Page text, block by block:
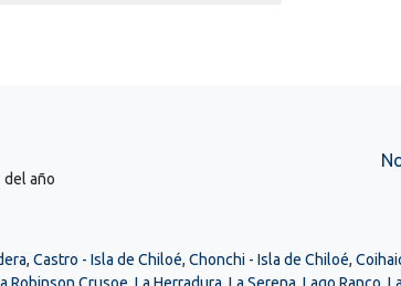
del año
, Castro - Isla de Chiloé, Chonchi - Isla de Chiloé,